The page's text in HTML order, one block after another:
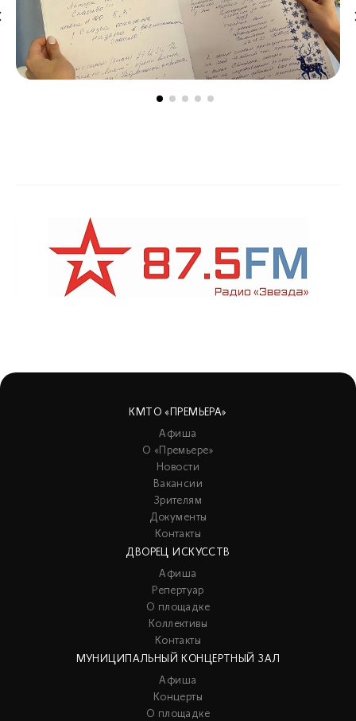
КМТО «ПРЕМЬЕРА»
Афиша
О «Премьере»
Новости
Вакансии
Зрителям
Документы
Контакты
ДВОРЕЦ ИСКУССТВ
Афиша
Репертуар
О площадке
Коллективы
Контакты
МУНИЦИПАЛЬНЫЙ КОНЦЕРТНЫЙ ЗАЛ
Афиша
Концерты
О площадке